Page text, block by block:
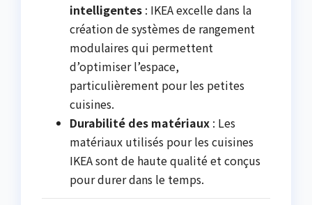
intelligentes : IKEA excelle dans la
création de systèmes de rangement
modulaires qui permettent
d’optimiser l’espace,
particulièrement pour les petites
cuisines.
Durabilité des matériaux : Les
matériaux utilisés pour les cuisines
IKEA sont de haute qualité et conçus
pour durer dans le temps.